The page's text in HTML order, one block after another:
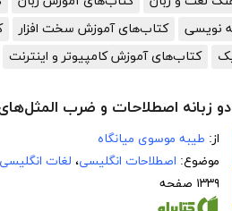
نویسی
کتاب‌های آموزش سخت افزار
کتاب‌های آموزش کامپیوتر و اینترنت
زبانه اصطلاحات و ضرب
از: طیبه موسوی میانگاه
موضوع: اصطلاحات انگلیسی، لغات انگلیسی
۱۳۳۹ صفحه